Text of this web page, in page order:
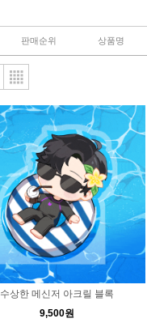
판매순위 상품명
수상한 메신저 아크릴 블록
9,500원